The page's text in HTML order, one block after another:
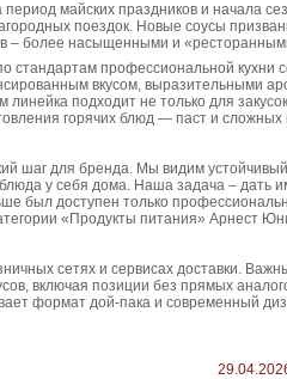
период майских праздников и начала
поездок. Новые соусы
– более насыщенными и
стандартам профессиональной кухни
вкусом, выразительными
подходит не только для
горячих блюд — паст и сложных
шаг для бренда. Мы видим
у себя дома. Наша задача – дать
был доступен только
«Продукты питания» Арнест
сетях и сервисах доставки.
включая позиции без прямых
формат дой-пака и современный